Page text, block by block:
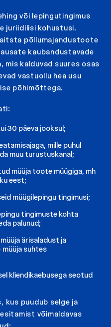
või lepingutingimus
juriidilisi kohustusi.
põllumajandustoote
kaubandustavade
mis kalduvad suures osas
vastuollu hea usu
põhimõttega.
30 päeva jooksul;
mille puhul
muu turustuskanal;
müüja toote müügiga, mh
eest;
müügilepingu tingimusi;
tingimuste kohta
palunud;
ärisaladust ja
müüja suhtes
kliendikaebusega seotud
kus puudub selge ja
võimaldavas